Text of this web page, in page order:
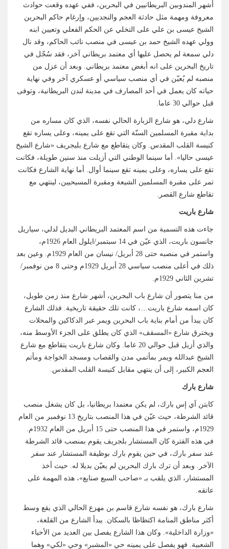
أشهر المندوبين البريطانيين في البحرين، ففي عهده وقعت حوادث
معروفة ومهمة مثل حادثة العجم والنجديين، وإرغام حاكم البحرين
الشيخ عيسى بن علي على التخلي عن الحكم الفعلي وتعيين ابنه
وولي عهده الشيخ حمد بن عيسى في منصب نائب الحاكم، وقد نال
دلي سمعة لم يحصل عليها أي معتمد بريطاني آخر، فقد سُجّل في
تاريخ البحرين على انه أبغض معتمد بريطاني. وبعد أن عزل من
منصبه لم يُعيّن في أي منصب سياسي أو عسكري آخر وفي نهاية
حياته كان يعمل في أحد المصارف في مدينة لندن البريطانية، وتوفى
قبل حوالي 30 عاما.
شارع دلي، هو شارع الزبارة الحالي نفسه، الذي كان مساره من
بداية مقبرة المسلمين السنّة التي تقع على يمينه، وعلى يساره تقع
كنيسة القلب المقدس. وكان يتقاطع مع شارع بليجريف «شارع الشيخ
عيسى حاليا». أما سينما الوطني التي أزيلت منذ سنين طويلة، فكانت
تقع على يساره، وعلى يمينه تقع سينما أوال. أما نهاية الشارع فكانت
تمر على مقبرة المسلمين الشيعة ومقبرة المسيحيين، لينتهي مع
تقاطع شارع القصر.
شارع باريت
جاءت هذه التسمية من اسم المعتمد البريطاني البديل لدلي، سياريل
جانسون باريت، الذي عيّن في 14 سبتمبر/ايلول العام 1926م،
واستمر في منصبه حتى 28 أبريل/ نيسان من العام 1929م. وعين بعد
ذلك في أعلى منصب سياسي 28 أبريل 1929م وحتى 8 من نوفمبر/
تشرين الثاني 1929م.
من منا يتصور أن شارع باب البحرين، أشهر شارع منذ زمن طويل،
كان اسمه شارع باريت…، كانت تلك حقيقة تاريخية. فذلك الشارع
كان يبدأ من أمام بناية باب البحرين ويمر عبر الدكاكين والمحلات
ويخترق شارع «المسقف» الذي كان يطلق على الجزء الأوسط منه،
والذي أزيل قبل حوالي 20 عاما. وكان شارع باريت يتقاطع مع شارع
الشيخ عبدالله ويمر بمأتمي مدن والقصاب ومسجد الخواجة ومأتم
العجم الكبير، إلى أن ينتهي مقابل كنيسة القلب المقدس.
شارع بارك
كابتن آي إس بارك، لم يكن معتمدا بريطانيا، بل كان يشغل منصب
قائد الشرطة، حيث عيّن في هذا المنصب بتاريخ 13 نوفمبر من العام
1929م، واستمر في هذا المنصب حتى 15 أبريل من العام 1932م.
في هذه الفترة كان المستشار بلجريف يقوم بمنصب قائد الشرطة
عند سفر بارك، في حين يقوم بارك بوظيفة المستشار عند سفر
الآخر. وبعد أن ترك بارك البحرين لم يعيّن بديلا له. حيث أخذ
المستشار، الذي يلقب بـ «صاحب السبع صنايع»، هذه المهمة على
عاتقه.
شارع بارك، هو نفسه شارع قاسم بن مهزع الحالي الذي يقع وسط
أكثر مناطق المنامة اكتظاظا بالسكان. يبدأ الشارع من القلعة،
«وزارة الداخلية». وكان هذا الشارع يفصل بين العديد من الأحياء
الشعبية. فهو يفصل على يمينه حي «المشبر» وحي «لكي» وهما